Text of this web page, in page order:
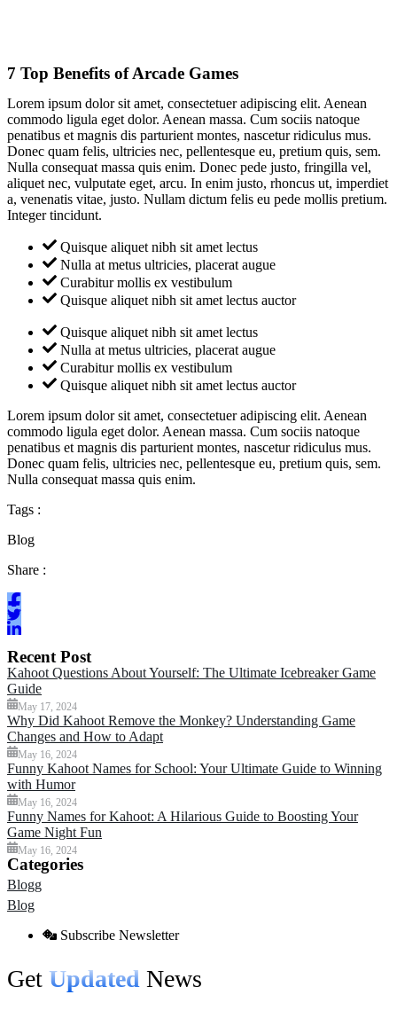
7 Top Benefits of Arcade Games
Lorem ipsum dolor sit amet, consectetuer adipiscing elit. Aenean
commodo ligula eget dolor. Aenean massa. Cum sociis natoque
penatibus et magnis dis parturient montes, nascetur ridiculus mus.
Donec quam felis, ultricies nec, pellentesque eu, pretium quis, sem.
Nulla consequat massa quis enim. Donec pede justo, fringilla vel,
aliquet nec, vulputate eget, arcu. In enim justo, rhoncus ut, imperdiet
a, venenatis vitae, justo. Nullam dictum felis eu pede mollis pretium.
Integer tincidunt.
Quisque aliquet nibh sit amet lectus
Nulla at metus ultricies, placerat augue
Curabitur mollis ex vestibulum
Quisque aliquet nibh sit amet lectus auctor
Quisque aliquet nibh sit amet lectus
Nulla at metus ultricies, placerat augue
Curabitur mollis ex vestibulum
Quisque aliquet nibh sit amet lectus auctor
Lorem ipsum dolor sit amet, consectetuer adipiscing elit. Aenean
commodo ligula eget dolor. Aenean massa. Cum sociis natoque
penatibus et magnis dis parturient montes, nascetur ridiculus mus.
Donec quam felis, ultricies nec, pellentesque eu, pretium quis, sem.
Nulla consequat massa quis enim.
Tags :
Blog
Share :
Recent Post
Kahoot Questions About Yourself: The Ultimate Icebreaker Game
Guide
May 17, 2024
Why Did Kahoot Remove the Monkey? Understanding Game
Changes and How to Adapt
May 16, 2024
Funny Kahoot Names for School: Your Ultimate Guide to Winning
with Humor
May 16, 2024
Funny Names for Kahoot: A Hilarious Guide to Boosting Your
Game Night Fun
May 16, 2024
Categories
Blogg
Blog
Subscribe Newsletter
Get Updated News